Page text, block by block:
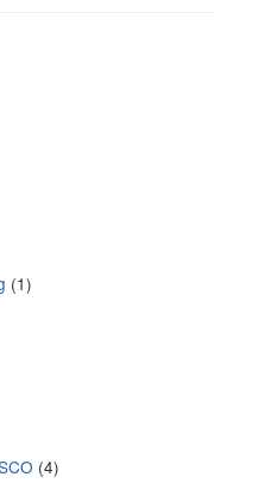
(1)
(4)